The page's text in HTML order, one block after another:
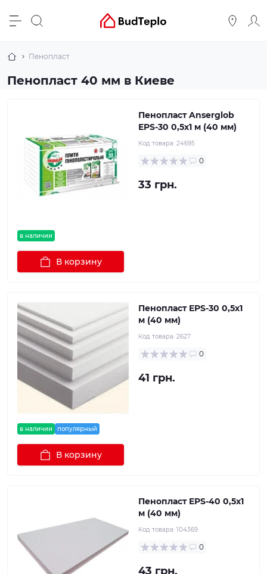
Пенопласт
Пенопласт 40 мм в Киеве
в наличии
Пенопласт Anserglob
EPS-30 0,5х1 м (40 мм)
Код товара: 24695
0
33 грн.
В корзину
в наличии популярный
Пенопласт EPS-30 0,5х1
м (40 мм)
Код товара: 2627
0
41 грн.
В корзину
Пенопласт EPS-40 0,5х1
м (40 мм)
Код товара: 104369
0
43 грн.